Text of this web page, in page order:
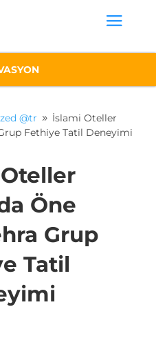
@tr 9 İslami Oteller
Fethiye Tatil Deneyimi
Öne
Grup
Tatil